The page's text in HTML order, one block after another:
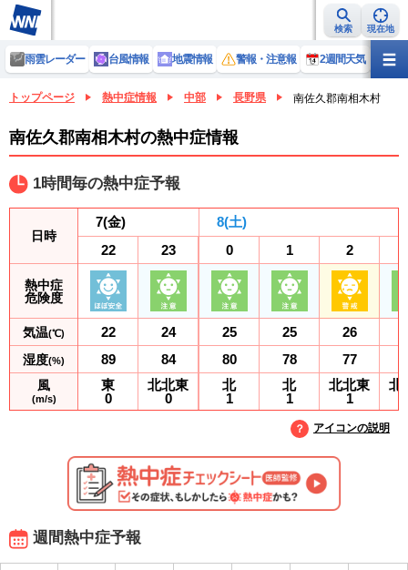
検索 現在地
雨雲レーダー 台風情報 地震情報 警報・注意報 2週間天気 ラ
トップページ 熱中症情報 中部 長野県 南佐久郡南相木村
南佐久郡南相木村の熱中症情報
1時間毎の熱中症予報
日時
熱中症
危険度
気温(℃)
湿度(%)
風
(m/s)
7(金)
22
22
89
東
0
23
24
84
北北東
0
8(土)
0
25
80
北
1
1
25
78
北
1
2
26
77
北北東
1
北
アイコンの説明
週間熱中症予報